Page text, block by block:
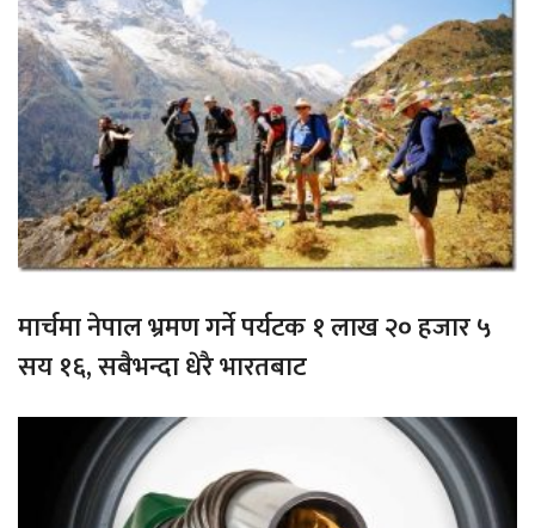
मार्चमा नेपाल भ्रमण गर्ने पर्यटक १ लाख २० हजार ५
सय १६, सबैभन्दा धेरै भारतबाट